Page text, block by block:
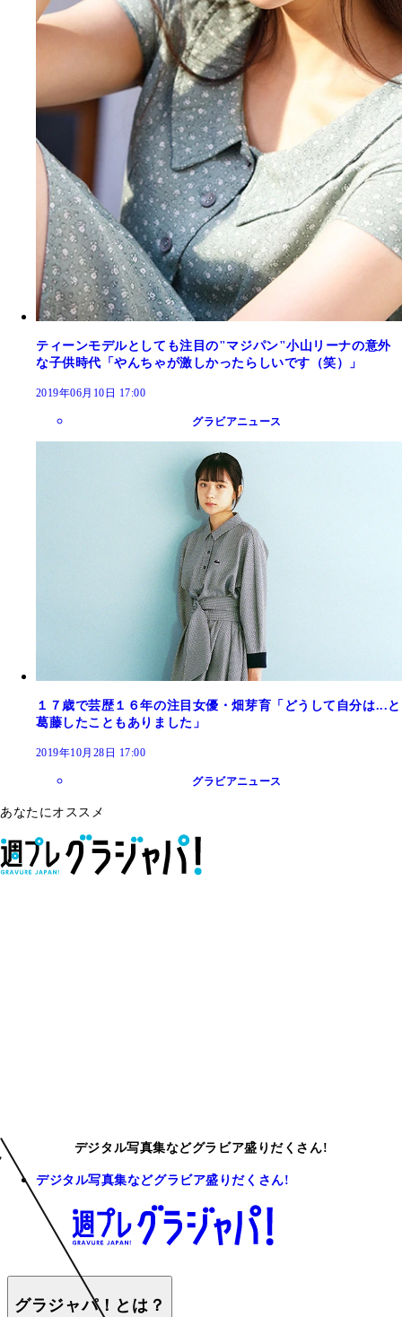
ティーンモデルとしても注目の"マジパン"小山リーナの意外
な子供時代「やんちゃが激しかったらしいです（笑）」
2019年06月10日 17:00
グラビアニュース
１７歳で芸歴１６年の注目女優・畑芽育「どうして自分は...と
葛藤したこともありました」
2019年10月28日 17:00
グラビアニュース
あなたにオススメ
デジタル写真集などグラビア盛りだくさん!
デジタル写真集などグラビア盛りだくさん!
グラジャパ！とは？